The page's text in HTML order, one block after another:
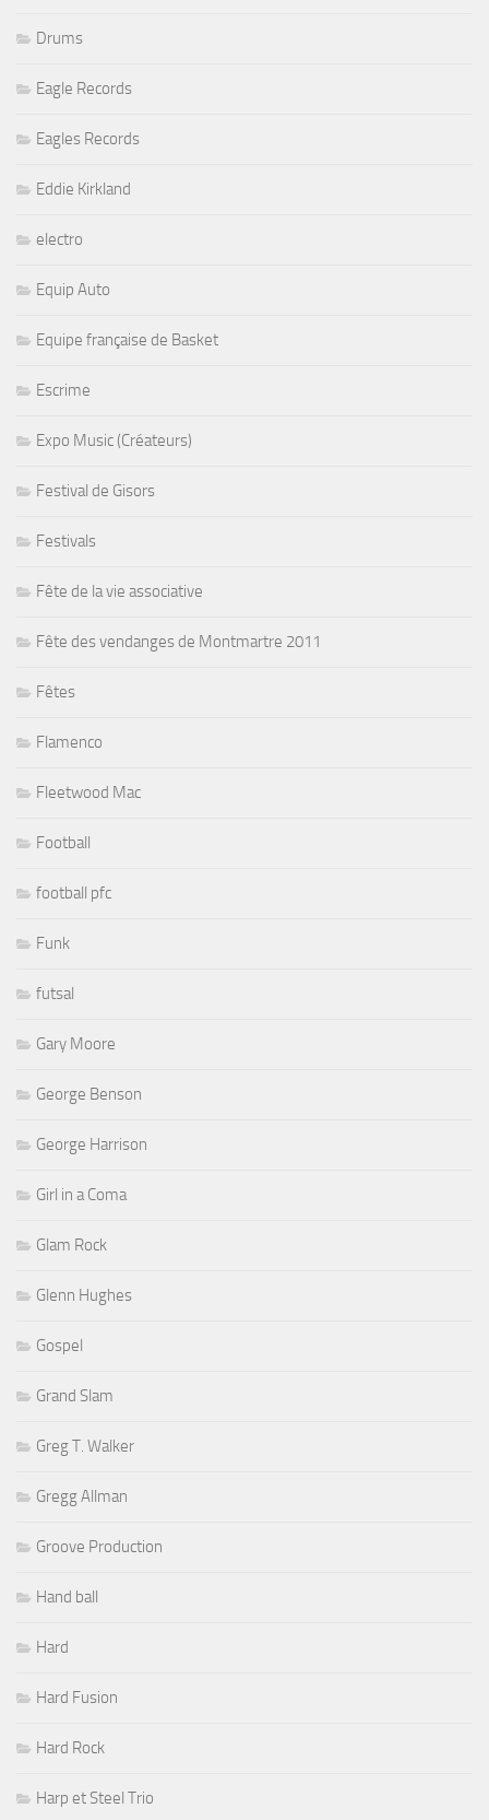
Drums
Eagle Records
Eagles Records
Eddie Kirkland
electro
Equip Auto
Equipe française de Basket
Escrime
Expo Music (Créateurs)
Festival de Gisors
Festivals
Fête de la vie associative
Fête des vendanges de Montmartre 2011
Fêtes
Flamenco
Fleetwood Mac
Football
football pfc
Funk
futsal
Gary Moore
George Benson
George Harrison
Girl in a Coma
Glam Rock
Glenn Hughes
Gospel
Grand Slam
Greg T. Walker
Gregg Allman
Groove Production
Hand ball
Hard
Hard Fusion
Hard Rock
Harp et Steel Trio